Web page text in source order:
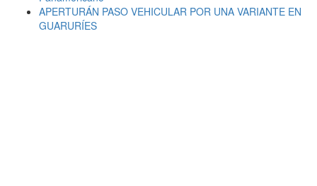
APERTURÁN PASO VEHICULAR POR UNA VARIANTE EN
GUARURÍES